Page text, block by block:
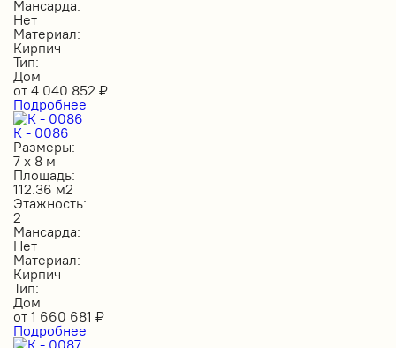
Мансарда:
Нет
Материал:
Кирпич
Тип:
Дом
от 4 040 852 ₽
Подробнее
К - 0086
Размеры:
7 х 8 м
Площадь:
112.36 м2
Этажность:
2
Мансарда:
Нет
Материал:
Кирпич
Тип:
Дом
от 1 660 681 ₽
Подробнее